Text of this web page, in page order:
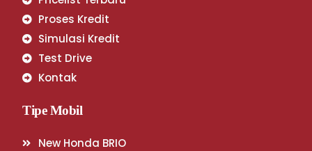
Proses Kredit
Simulasi Kredit
Test Drive
Kontak
Tipe Mobil
New Honda BRIO